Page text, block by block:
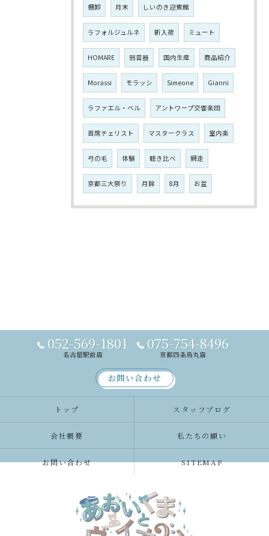
棚卸 月末 しいのき迎賓館
ラフォルジュルネ 新入荷 ミュート
HOMARE 弱音器 国内生産 商品紹介
Morassi モラッシ Simeone Gianni
ラファエル・ベル アントワープ交響楽団
首席チェリスト マスタークラス 室内楽
弓の毛 体験 聴き比べ 網走
京都三大祭り 月鉾 8月 お盆
052-569-1801
名古屋駅前店
075-754-8496
京都四条烏丸店
お問い合わせ
トップ スタッフブログ
会社概要 私たちの願い
お問い合わせ SITEMAP